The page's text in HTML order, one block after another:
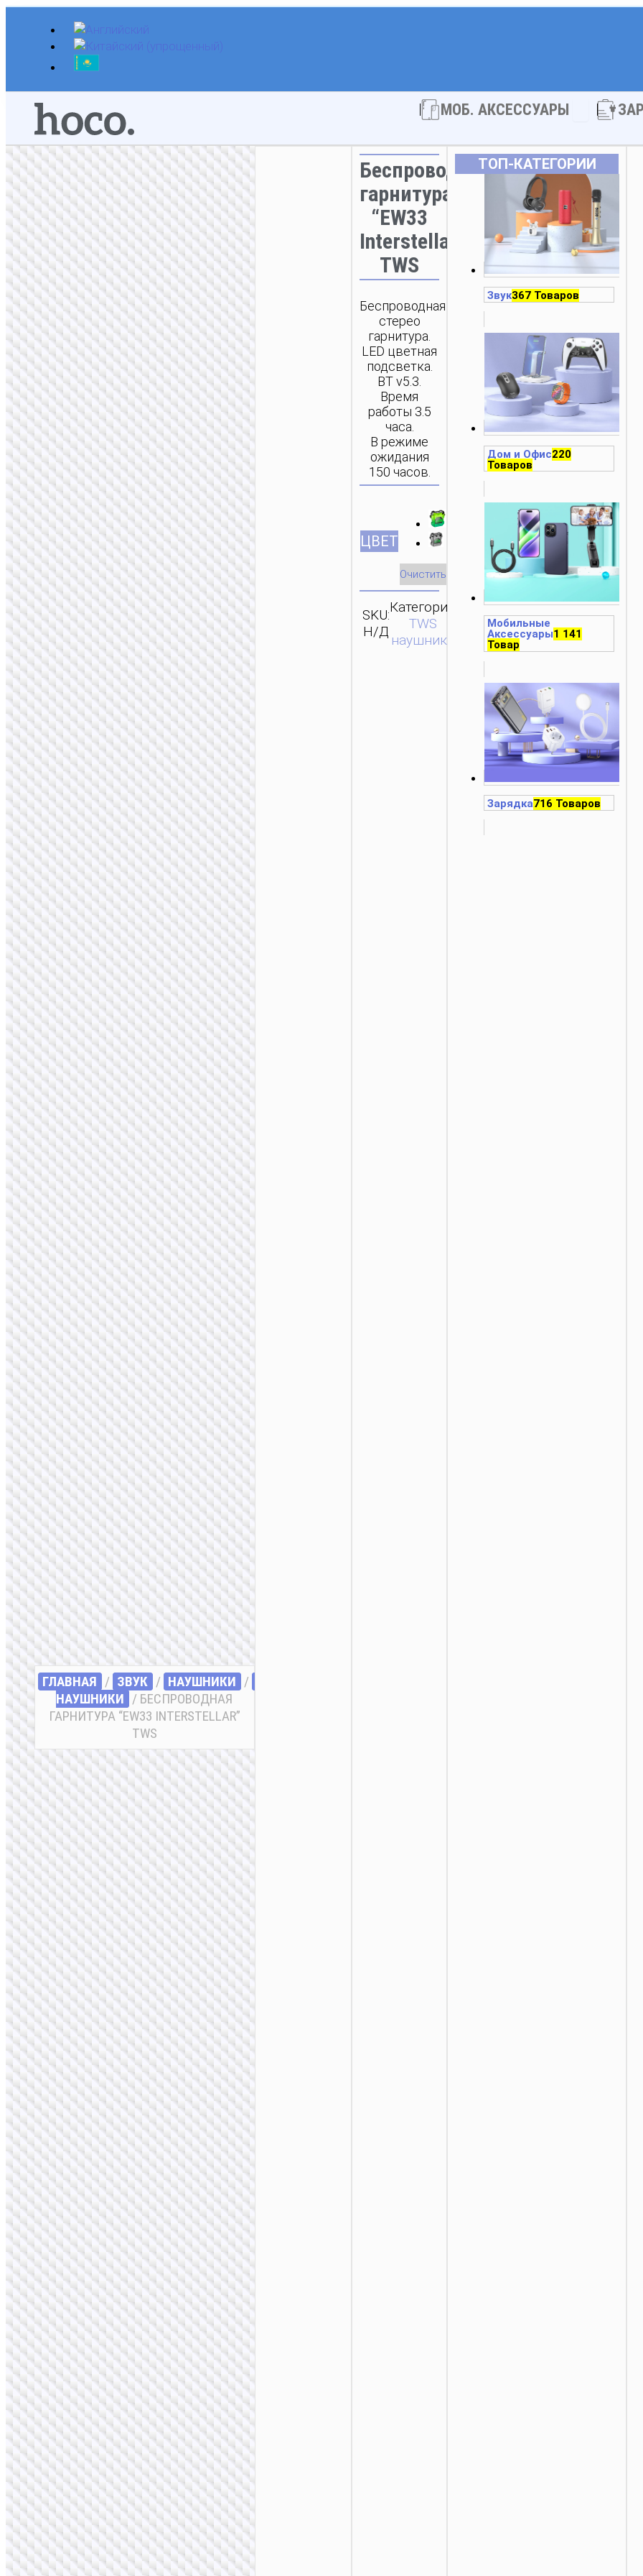
Перейти
содержимому
МОБ. АКСЕССУАРЫ Open МОБ.
ГЛАВНАЯ / ЗВУК / НАУШНИКИ /
НАУШНИКИ / БЕСПРОВОДНАЯ
ГАРНИТУРА “EW33 INTERSTELLAR”
TWS
Беспроводная
гарнитура
“EW33
Interstellar”
TWS
Беспроводная
стерео
гарнитура.
LED цветная
подсветка.
BT v5.3.
Время
работы 3.5
часа.
В режиме
ожидания
150 часов.
ЦВЕТ
Очистить
SKU:
Н/Д
Категория:
TWS
наушники
ОТПРАВИТЬ
ЗАПРОС
ТОП‑КАТЕГОРИИ
Звук367 Товаров
Дом и Офис220
Товаров
Мобильные
Аксессуары1 141
Товар
Зарядка716 Товаров